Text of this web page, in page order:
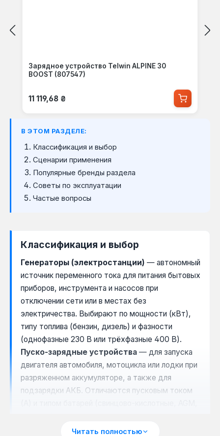
Зарядное устройство Telwin ALPINE 30
BOOST (807547)
Обычная цена:
11 119,68 ₴
В ЭТОМ РАЗДЕЛЕ:
Классификация и выбор
Сценарии применения
Популярные бренды раздела
Советы по эксплуатации
Частые вопросы
Классификация и выбор
Генераторы (электростанции) — автономный
источник переменного тока для питания бытовых
приборов, инструмента и насосов при
отключении сети или в местах без
электричества. Выбирают по мощности (кВт),
типу топлива (бензин, дизель) и фазности
(однофазные 230 В или трёхфазные 400 В).
Пуско-зарядные устройства — для запуска
двигателя автомобиля, мотоцикла или лодки при
разряженном аккумуляторе, а также для
подзарядки АКБ. Отличаются пусковым током
Читать полностью